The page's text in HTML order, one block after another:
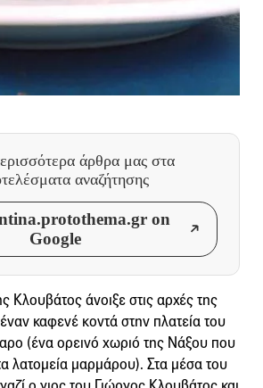
άρθρα μας στα
αναζήτησης
on
Google
Κλουβάτος άνοιξε στις αρχές της
καφενέ κοντά στην πλατεία του
(ένα ορεινό χωριό της Νάξου που
λατομεία μαρμάρου). Στα μέσα του